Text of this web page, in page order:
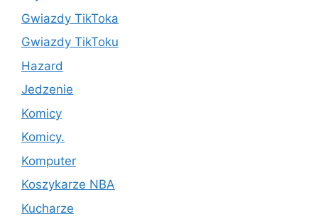
Gwiazdy TikToka
Gwiazdy TikToku
Hazard
Jedzenie
Komicy
Komicy.
Komputer
Koszykarze NBA
Kucharze